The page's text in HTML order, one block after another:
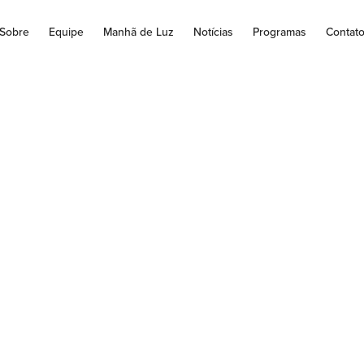
Sobre Equipe Manhã de Luz Notícias Programas Contato